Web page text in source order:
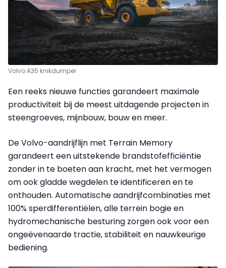
Volvo A35 knikdumper
Een reeks nieuwe functies garandeert maximale
productiviteit bij de meest uitdagende projecten in
steengroeves, mijnbouw, bouw en meer.
De Volvo-aandrijflijn met Terrain Memory
garandeert een uitstekende brandstofefficiëntie
zonder in te boeten aan kracht, met het vermogen
om ook gladde wegdelen te identificeren en te
onthouden. Automatische aandrijfcombinaties met
100% sperdifferentiëlen, alle terrein bogie en
hydromechanische besturing zorgen ook voor een
ongeëvenaarde tractie, stabiliteit en nauwkeurige
bediening.